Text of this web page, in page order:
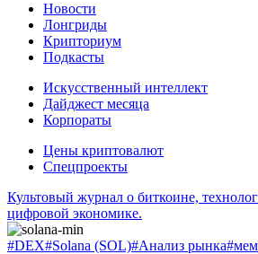
Новости
Лонгриды
Крипториум
Подкасты
Искусственный интеллект
Дайджест месяца
Корпораты
Цены криптовалют
Спецпроекты
Культовый журнал о биткоине,
цифровой экономике.
#DEX#Solana (SOL)#Анализ рынка